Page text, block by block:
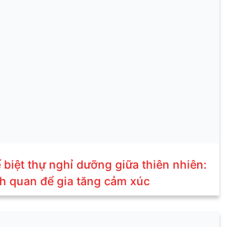
biệt thự nghỉ dưỡng giữa thiên nhiên:
quan để gia tăng cảm xúc